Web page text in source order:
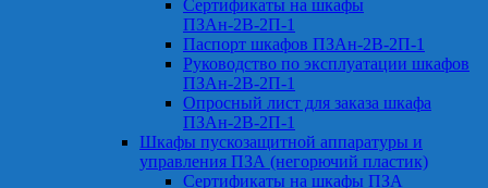
Сертификаты на шкафы
ПЗАн-2В-2П-1
Паспорт шкафов ПЗАн-2В-2П-1
Руководство по эксплуатации шкафов
ПЗАн-2В-2П-1
Опросный лист для заказа шкафа
ПЗАн-2В-2П-1
Шкафы пускозащитной аппаратуры и
управления ПЗА (негорючий пластик)
Сертификаты на шкафы ПЗА